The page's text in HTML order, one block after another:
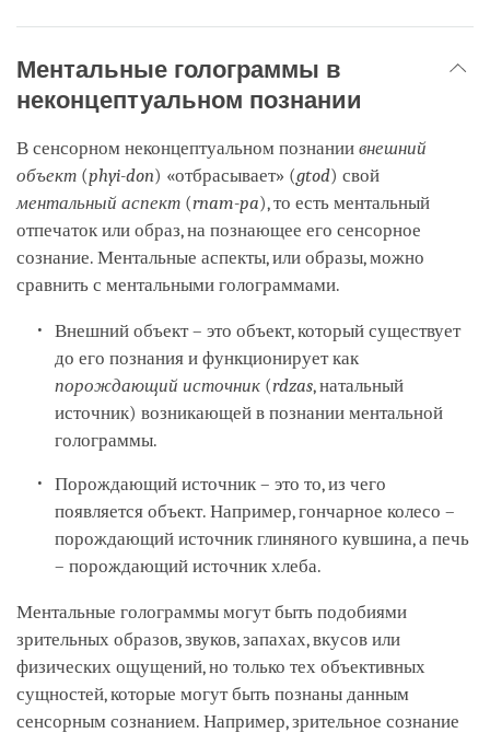
Ментальные голограммы в
неконцептуальном познании
В сенсорном неконцептуальном познании внешний
объект (phyi-don) «отбрасывает» (gtod) свой
ментальный аспект (rnam-pa), то есть ментальный
отпечаток или образ, на познающее его сенсорное
сознание. Ментальные аспекты, или образы, можно
сравнить с ментальными голограммами.
Внешний объект – это объект, который существует
до его познания и функционирует как
порождающий источник (rdzas, натальный
источник) возникающей в познании ментальной
голограммы.
Порождающий источник – это то, из чего
появляется объект. Например, гончарное колесо –
порождающий источник глиняного кувшина, а печь
– порождающий источник хлеба.
Ментальные голограммы могут быть подобиями
зрительных образов, звуков, запахах, вкусов или
физических ощущений, но только тех объективных
сущностей, которые могут быть познаны данным
сенсорным сознанием. Например, зрительное сознание